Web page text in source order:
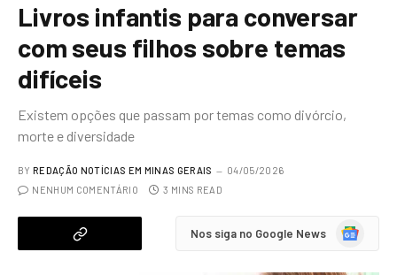
Livros infantis para conversar
com seus filhos sobre temas
difíceis
Existem opções que passam por temas como divórcio,
morte e diversidade
BY REDAÇÃO NOTÍCIAS EM MINAS GERAIS
04/05/2026
NENHUM COMENTÁRIO
3 MINS READ
Nos siga no Google News
Google